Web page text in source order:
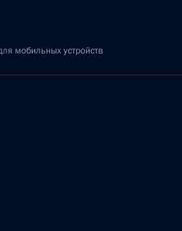
мобильных устройств